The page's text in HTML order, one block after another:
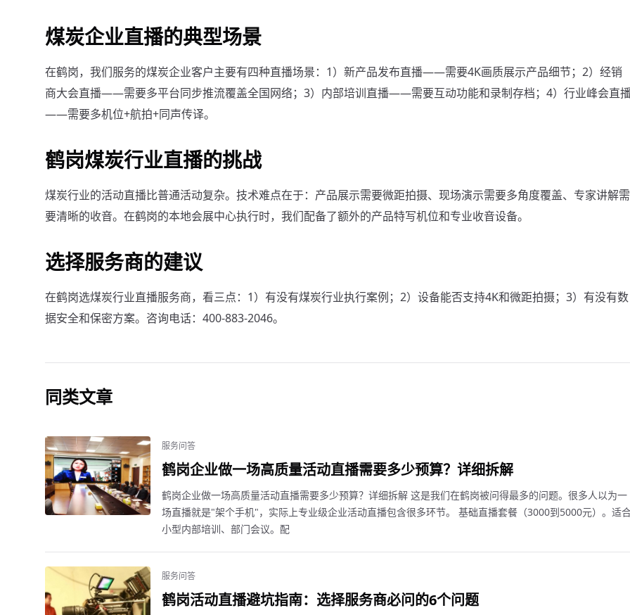
煤炭企业直播的典型场景
在鹤岗，我们服务的煤炭企业客户主要有四种直播场景：1）新产品发布直播——需要4K画质展示产品细节；2）经销
商大会直播——需要多平台同步推流覆盖全国网络；3）内部培训直播——需要互动功能和录制存档；4）行业峰会直
——需要多机位+航拍+同声传译。
鹤岗煤炭行业直播的挑战
煤炭行业的活动直播比普通活动复杂。技术难点在于：产品展示需要微距拍摄、现场演示需要多角度覆盖、专家讲解需
要清晰的收音。在鹤岗的本地会展中心执行时，我们配备了额外的产品特写机位和专业收音设备。
选择服务商的建议
在鹤岗选煤炭行业直播服务商，看三点：1）有没有煤炭行业执行案例；2）设备能否支持4K和微距拍摄；3）有没有数
据安全和保密方案。咨询电话：400-883-2046。
同类文章
服务问答
鹤岗企业做一场高质量活动直播需要多少预算？详细拆解
鹤岗企业做一场高质量活动直播需要多少预算？详细拆解 这是我们在鹤岗被问得最多的问题。很多人以为一
场直播就是"架个手机"，实际上专业级企业活动直播包含很多环节。 基础直播套餐（3000到5000元）。适
小型内部培训、部门会议。配
服务问答
鹤岗活动直播避坑指南：选择服务商必问的6个问题